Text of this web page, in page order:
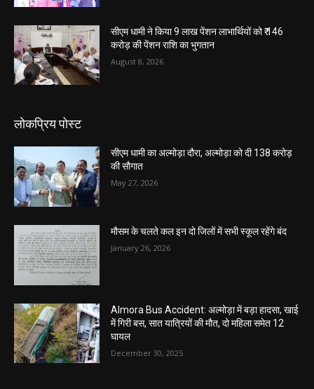
सीएम धामी ने किया 9 लाख पेंशन लाभार्थियों को ₹ 146
करोड़ की पेंशन राशि का भुगतान
August 8, 2026
लोकप्रिय पोस्ट
सीएम धामी का अल्मोड़ा दौरा, अल्मोड़ा को दी 138 करोड़
की सौगात
May 27, 2026
मौसम के चलते कल इन दो जिलों में सभी स्कूल रहेंगे बंद
January 26, 2026
Almora Bus Accident: अल्मोड़ा में बड़ा हादसा, खाई
में गिरी बस, सात यात्रियों की मौत, दो महिला समेत 12
घायल
December 30, 2025